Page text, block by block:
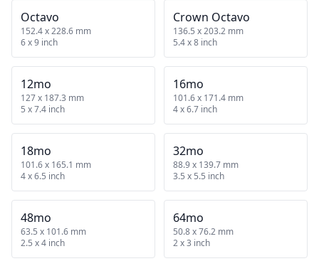
Octavo
152.4 x 228.6 mm
6 x 9 inch
Crown Octavo
136.5 x 203.2 mm
5.4 x 8 inch
12mo
127 x 187.3 mm
5 x 7.4 inch
16mo
101.6 x 171.4 mm
4 x 6.7 inch
18mo
101.6 x 165.1 mm
4 x 6.5 inch
32mo
88.9 x 139.7 mm
3.5 x 5.5 inch
48mo
63.5 x 101.6 mm
2.5 x 4 inch
64mo
50.8 x 76.2 mm
2 x 3 inch